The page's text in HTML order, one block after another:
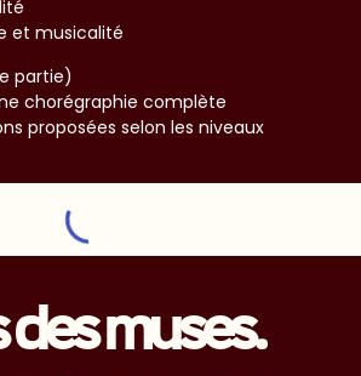
et musicalité
partie)
chorégraphie complète
proposées selon les niveaux
des muses.